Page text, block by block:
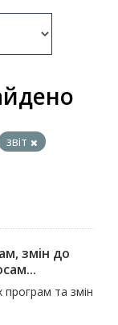
звіт
змін до
програм та змін